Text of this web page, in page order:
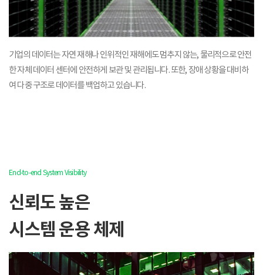
기업의 데이터는 자연 재해나 인위적인 재해에도 멈추지 않는, 물리적으로 안전
한 자체 데이터 센터에 안전하게 보관 및 관리됩니다.또한, 장애 상황을 대비하
여 다중 구조로 데이터를 백업하고 있습니다.
End-to-end System Visibility
신뢰도 높은
시스템 운용 체제